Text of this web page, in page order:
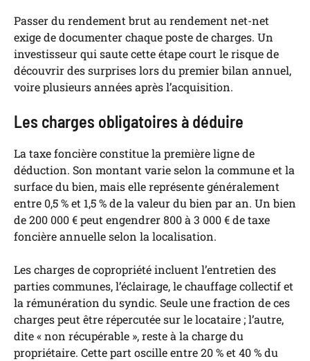
Passer du rendement brut au rendement net-net
exige de documenter chaque poste de charges. Un
investisseur qui saute cette étape court le risque de
découvrir des surprises lors du premier bilan annuel,
voire plusieurs années après l’acquisition.
Les charges obligatoires à déduire
La taxe foncière constitue la première ligne de
déduction. Son montant varie selon la commune et la
surface du bien, mais elle représente généralement
entre 0,5 % et 1,5 % de la valeur du bien par an. Un bien
de 200 000 € peut engendrer 800 à 3 000 € de taxe
foncière annuelle selon la localisation.
Les charges de copropriété incluent l’entretien des
parties communes, l’éclairage, le chauffage collectif et
la rémunération du syndic. Seule une fraction de ces
charges peut être répercutée sur le locataire ; l’autre,
dite « non récupérable », reste à la charge du
propriétaire. Cette part oscille entre 20 % et 40 % du